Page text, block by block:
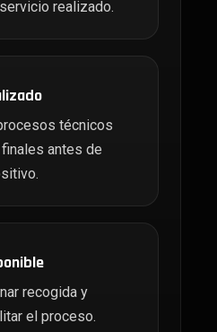
realizado.
técnicos
antes de
recogida y
el proceso.